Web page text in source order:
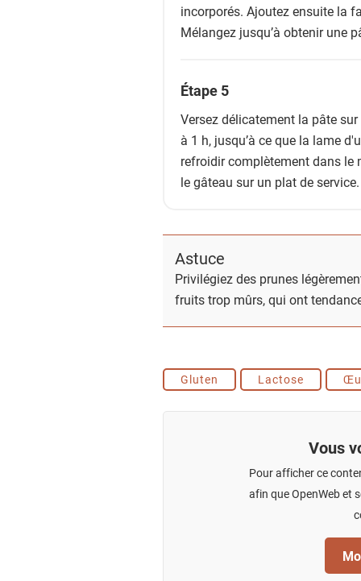
incorporés. Ajoutez ensuite la
Mélangez jusqu’à obtenir une
Étape 5
Versez délicatement la pâte
à 1 h, jusqu’à ce que la lame
refroidir complètement dans le
le gâteau sur un plat de service.
Astuce
Privilégiez des prunes
fruits trop mûrs, qui ont
Gluten Lactose
Vous
Pour afficher ce
afin que OpenWeb et